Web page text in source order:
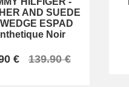
AND SUEDE
ESPAD
Noir
€ 139.90 €